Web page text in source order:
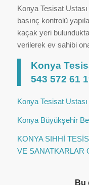
Konya Tesisat
basınç kontrolü
kaçak yeri
verilerek ev sahibi
Konya
543 572 61
Konya Tesisat
Konya Büyükşehir
KONYA SIHHİ
VE SANATKARLAR
Bu